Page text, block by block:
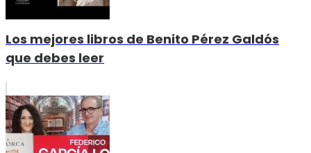
Los mejores libros de Benito Pérez Galdós
que debes leer